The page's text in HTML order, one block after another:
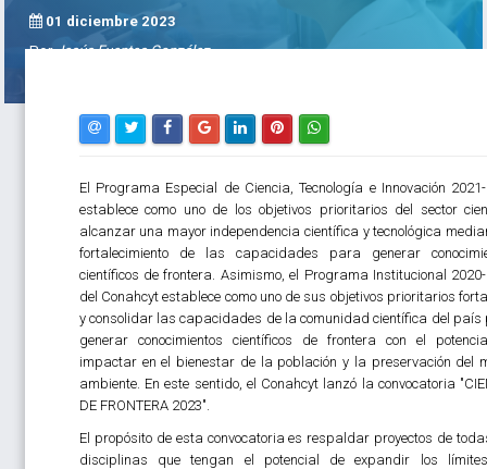
01 diciembre 2023
PorJesús Fuentes González
El Programa Especial de Ciencia, Tecnología e Innovación
establece como uno de los objetivos prioritarios del sector
alcanzar una mayor independencia científica y tecnológica
fortalecimiento de las capacidades para generar
científicos de frontera. Asimismo, el Programa Institucional
del Conahcyt establece como uno de sus objetivos prioritarios
y consolidar las capacidades de la comunidad científica del país
generar conocimientos científicos de frontera con el
impactar en el bienestar de la población y la preservación del
ambiente. En este sentido, el Conahcyt lanzó la convocatoria
DE FRONTERA 2023".
El propósito de esta convocatoria es respaldar proyectos de
disciplinas que tengan el potencial de expandir los